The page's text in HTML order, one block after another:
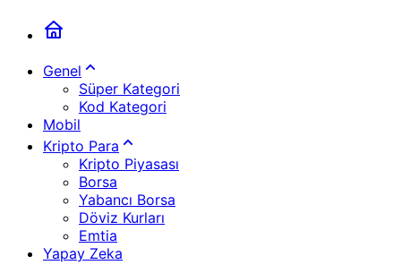
Genel
Süper Kategori
Kod Kategori
Mobil
Kripto Para
Kripto Piyasası
Borsa
Yabancı Borsa
Döviz Kurları
Emtia
Yapay Zeka